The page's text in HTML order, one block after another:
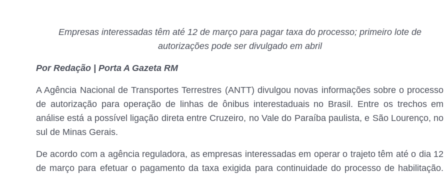
Empresas interessadas têm até 12 de março para pagar taxa do processo; primeiro lote de
autorizações pode ser divulgado em abril
Por Redação | Porta A Gazeta RM
A Agência Nacional de Transportes Terrestres (ANTT) divulgou novas informações sobre o processo
de autorização para operação de linhas de ônibus interestaduais no Brasil. Entre os trechos em
análise está a possível ligação direta entre Cruzeiro, no Vale do Paraíba paulista, e São Lourenço, no
sul de Minas Gerais.
De acordo com a agência reguladora, as empresas interessadas em operar o trajeto têm até o dia 12
de março para efetuar o pagamento da taxa exigida para continuidade do processo de habilitação.